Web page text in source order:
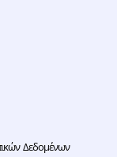
Δεδομένων